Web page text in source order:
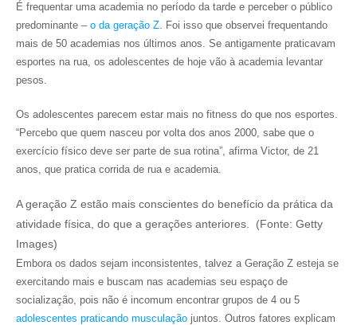
É frequentar uma academia no período da tarde e perceber o público
predominante – o da geração Z. Foi isso que observei frequentando
mais de 50 academias nos últimos anos. Se antigamente praticavam
esportes na rua, os adolescentes de hoje vão à academia levantar
pesos.
Os adolescentes parecem estar mais no fitness do que nos esportes.
“Percebo que quem nasceu por volta dos anos 2000, sabe que o
exercício físico deve ser parte de sua rotina”, afirma Victor, de 21
anos, que pratica corrida de rua e academia.
A geração Z estão mais conscientes do benefício da prática da
atividade física, do que a gerações anteriores. (Fonte: Getty
Images)
Embora os dados sejam inconsistentes, talvez a Geração Z esteja se
exercitando mais e buscam nas academias seu espaço de
socialização, pois não é incomum encontrar grupos de 4 ou 5
adolescentes praticando musculação juntos. Outros fatores explicam